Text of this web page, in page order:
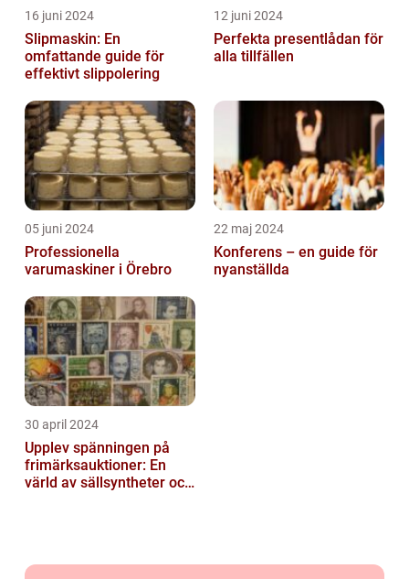
16 juni 2024
Slipmaskin: En
omfattande guide för
effektivt slippolering
12 juni 2024
Perfekta presentlådan för
alla tillfällen
05 juni 2024
Professionella
varumaskiner i Örebro
22 maj 2024
Konferens – en guide för
nyanställda
30 april 2024
Upplev spänningen på
frimärksauktioner: En
värld av sällsyntheter och